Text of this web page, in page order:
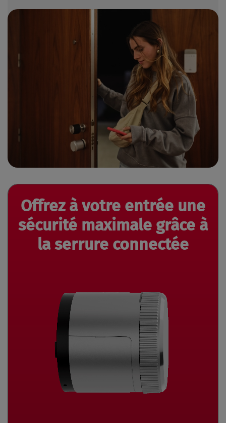
Offrez à votre entrée une
sécurité maximale grâce à
la serrure connectée